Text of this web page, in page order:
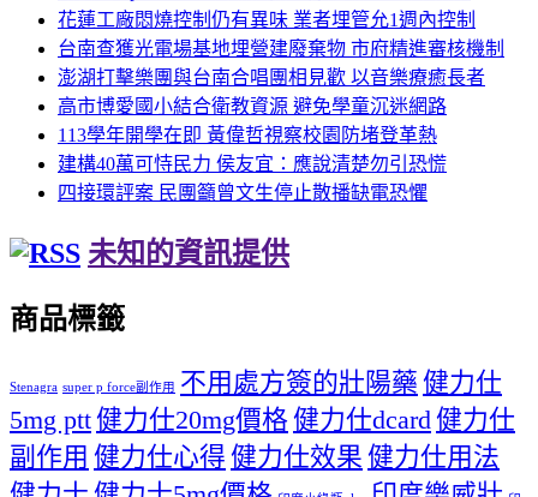
花蓮工廠悶燒控制仍有異味 業者埋管允1週內控制
台南查獲光電場基地埋營建廢棄物 市府精進審核機制
澎湖打擊樂團與台南合唱團相見歡 以音樂療癒長者
高市博愛國小結合衛教資源 避免學童沉迷網路
113學年開學在即 黃偉哲視察校園防堵登革熱
建構40萬可恃民力 侯友宜：應說清楚勿引恐慌
四接環評案 民團籲曾文生停止散播缺電恐懼
未知的資訊提供
商品標籤
Stenagra super p force副作用 不用處方簽的壯陽藥 健力仕
5mg ptt健力仕20mg價格健力仕dcard健力仕
副作用 健力仕心得 健力仕效果 健力仕用法